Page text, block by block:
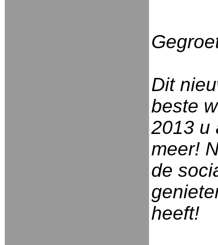
Dit
beste
2013 u
meer!
de
heeft!